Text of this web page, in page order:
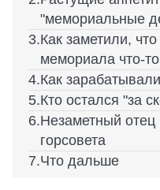
"мемориальные
Как заметили,
мемориала что-
Как
Кто остался "за
Незаметный отец
горсовета
Что дальше